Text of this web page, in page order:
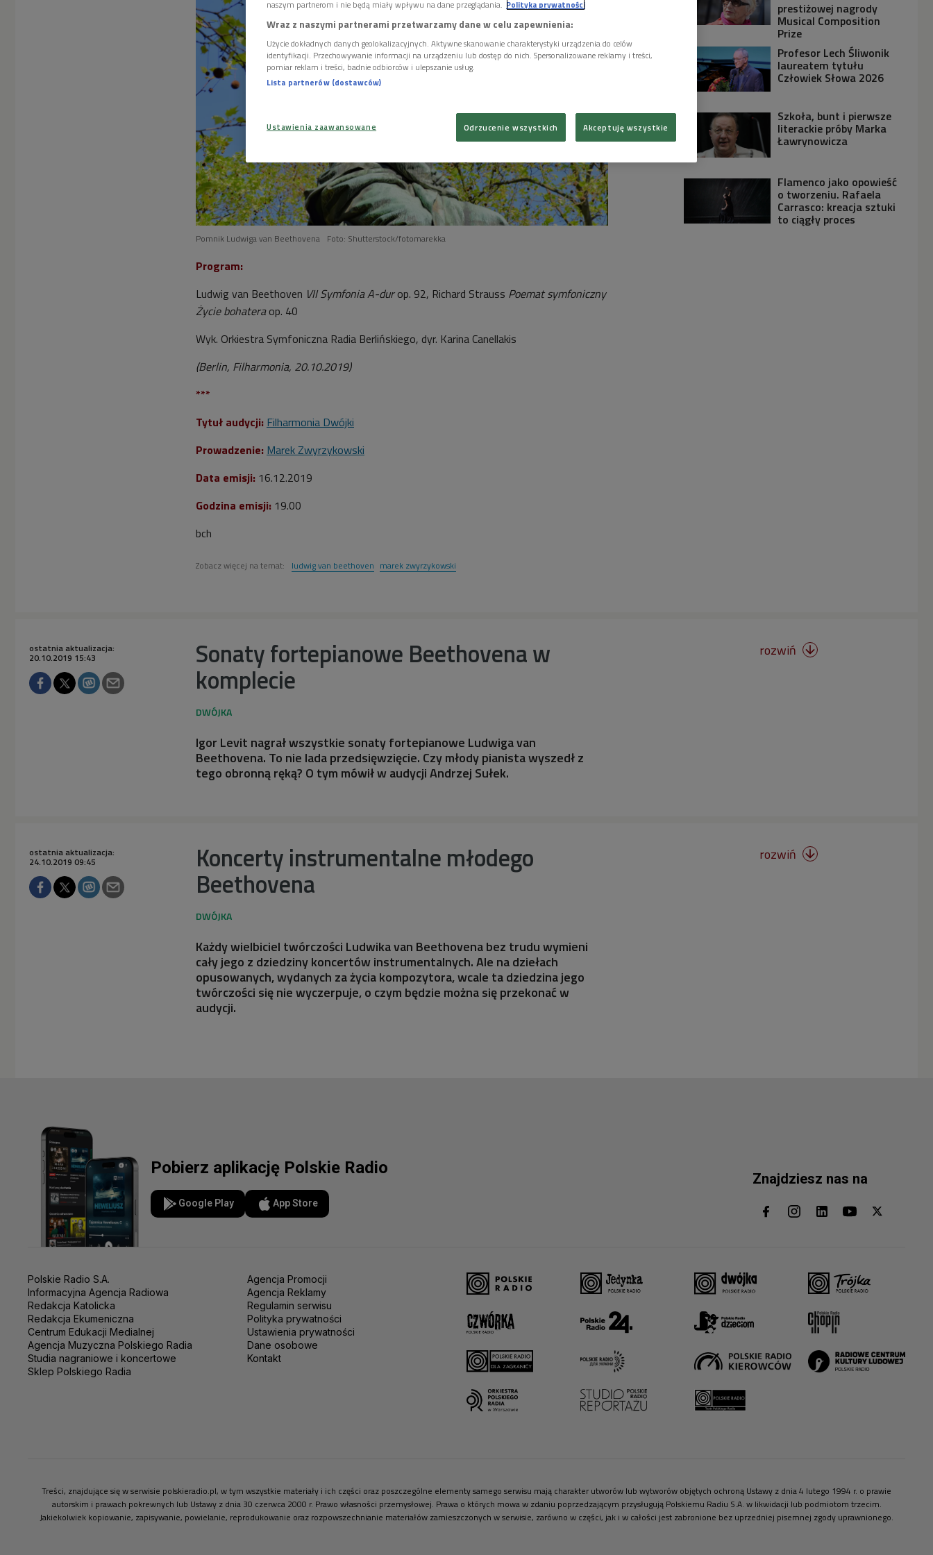
Pomnik Ludwiga van Beethovena Foto: Shutterstock/fotomarekka
Program:
Ludwig van Beethoven VII Symfonia A-dur op. 92, Richard Strauss Poemat symfoniczny
Życie bohatera op. 40
Wyk. Orkiestra Symfoniczna Radia Berlińskiego, dyr. Karina Canellakis
(Berlin, Filharmonia, 20.10.2019)
***
Tytuł audycji: Filharmonia Dwójki
Prowadzenie: Marek Zwyrzykowski
Data emisji: 16.12.2019
Godzina emisji: 19.00
bch
Zobacz więcej na temat: ludwig van beethoven marek zwyrzykowski
prestiżowej nagrody
Musical Composition
Prize
Profesor Lech Śliwonik
laureatem tytułu
Człowiek Słowa 2026
Szkoła, bunt i pierwsze
literackie próby Marka
Ławrynowicza
Flamenco jako opowieść
o tworzeniu. Rafaela
Carrasco: kreacja sztuki
to ciągły proces
Sonaty fortepianowe Beethovena w
komplecie
ostatnia aktualizacja:
20.10.2019 15:43
Igor Levit nagrał wszystkie sonaty fortepianowe Ludwiga van
Beethovena. To nie lada przedsięwzięcie. Czy młody pianista wyszedł z
tego obronną ręką? O tym mówił w audycji Andrzej Sułek.
rozwiń 
Koncerty instrumentalne młodego
Beethovena
ostatnia aktualizacja:
24.10.2019 09:45
Każdy wielbiciel twórczości Ludwika van Beethovena bez trudu wymieni
cały jego z dziedziny koncertów instrumentalnych. Ale na dziełach
opusowanych, wydanych za życia kompozytora, wcale ta dziedzina jego
twórczości się nie wyczerpuje, o czym będzie można się przekonać w
audycji.
rozwiń 
Pobierz aplikację Polskie Radio
Google Play App Store
Znajdziesz nas na
Polskie Radio S.A.
Informacyjna Agencja Radiowa
Redakcja Katolicka
Redakcja Ekumeniczna
Centrum Edukacji Medialnej
Agencja Muzyczna Polskiego Radia
Studia nagraniowe i koncertowe
Sklep Polskiego Radia
Agencja Promocji
Agencja Reklamy
Regulamin serwisu
Polityka prywatności
Ustawienia prywatności
Dane osobowe
Kontakt
Treści, znajdujące się w serwisie polskieradio.pl, w tym wszystkie materiały i ich części oraz poszczególne elementy samego serwisu mają charakter utworów lub wytworów objętych ochroną Ustawy z dnia 4 lutego 1994 r. o prawie
autorskim i prawach pokrewnych lub Ustawy z dnia 30 czerwca 2000 r. Prawo własności przemysłowej. Prawa o których mowa w zdaniu poprzedzającym przysługują Polskiemu Radiu S.A. w likwidacji lub podmiotom trzecim.
Jakiekolwiek kopiowanie, zapisywanie, powielanie, reprodukowanie oraz rozpowszechnianie materiałów zamieszczonych w serwisie, zarówno w części, jak i w całości jest zabronione bez uprzedniej pisemnej zgody uprawnionego.
naszym partnerom i nie będą miały wpływu na dane przeglądania. Polityka prywatności
Wraz z naszymi partnerami przetwarzamy dane w celu zapewnienia:
Użycie dokładnych danych geolokalizacyjnych. Aktywne skanowanie charakterystyki urządzenia do celów
identyfikacji. Przechowywanie informacji na urządzeniu lub dostęp do nich. Spersonalizowane reklamy i treści,
pomiar reklam i treści, badnie odbiorców i ulepszanie usług.
Lista partnerów (dostawców)
Ustawienia zaawansowane Odrzucenie wszystkich Akceptuję wszystkie